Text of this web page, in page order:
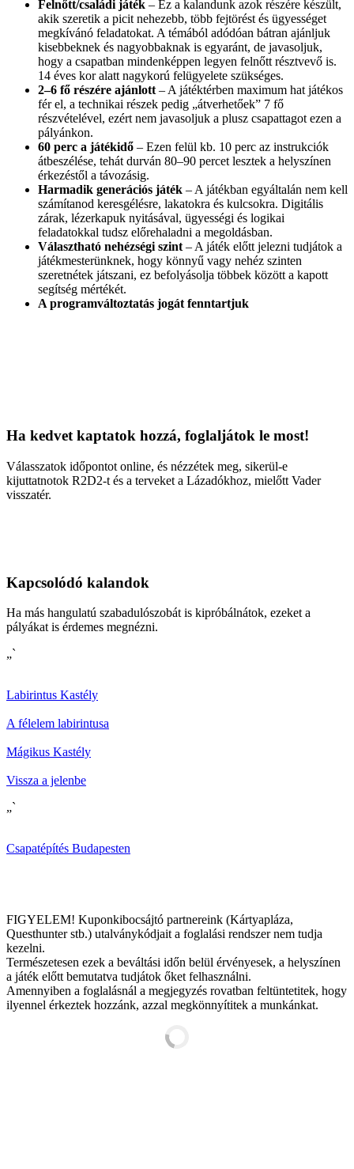
Felnőtt/családi játék – Ez a kalandunk azok részére készült,
akik szeretik a picit nehezebb, több fejtörést és ügyességet
megkívánó feladatokat. A témából adódóan bátran ajánljuk
kisebbeknek és nagyobbaknak is egyaránt, de javasoljuk,
hogy a csapatban mindenképpen legyen felnőtt résztvevő is.
14 éves kor alatt nagykorú felügyelete szükséges.
2–6 fő részére ajánlott– A játéktérben maximum hat játékos
fér el, a technikai részek pedig „átverhetőek” 7 fő
részvételével, ezért nem javasoljuk a plusz csapattagot ezen a
pályánkon.
60 perc a játékidő – Ezen felül kb. 10 perc az instrukciók
átbeszélése, tehát durván 80–90 percet lesztek a helyszínen
érkezéstől a távozásig.
Harmadik generációs játék – A játékban egyáltalán nem kell
számítanod keresgélésre, lakatokra és kulcsokra. Digitális
zárak, lézerkapuk nyitásával, ügyességi és logikai
feladatokkal tudsz előrehaladni a megoldásban.
Választható nehézségi szint– A játék előtt jelezni tudjátok a
játékmesterünknek, hogy könnyű vagy nehéz szinten
szeretnétek játszani, ez befolyásolja többek között a kapott
segítség mértékét.
A programváltoztatás jogát fenntartjuk
Ha kedvet kaptatok hozzá, foglaljátok le most!
Válasszatok időpontot online, és nézzétek meg, sikerül-e
kijuttatnotok R2D2-t és a terveket a Lázadókhoz, mielőtt Vader
visszatér.
Kapcsolódó kalandok
Ha más hangulatú szabadulószobát is kipróbálnátok, ezeket a
pályákat is érdemes megnézni.
„`
Labirintus Kastély
A félelem labirintusa
Mágikus Kastély
Vissza a jelenbe
„`
Csapatépítés Budapesten
FIGYELEM! Kuponkibocsájtó partnereink (Kártyapláza,
Questhunter stb.) utalványkódjait a foglalási rendszer nem tudja
kezelni.
Természetesen ezek a beváltási időn belül érvényesek, a helyszínen
a játék előtt bemutatva tudjátok őket felhasználni.
Amennyiben a foglalásnál a megjegyzés rovatban feltüntetitek, hogy
ilyennel érkeztek hozzánk, azzal megkönnyítitek a munkánkat.